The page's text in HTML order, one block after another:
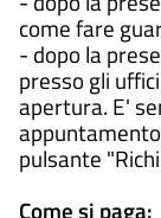
come fare
- dopo la
presso gli
apertura. E'
pulsante
Come si paga: